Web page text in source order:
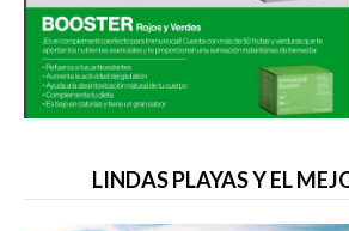
LINDAS PLAYAS Y EL